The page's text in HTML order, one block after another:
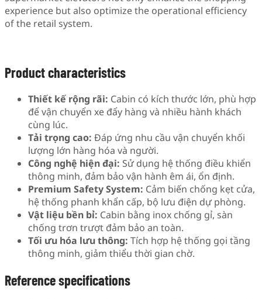
experience but also optimize the operational efficiency
of the retail system.
Product characteristics
Thiết kế rộng rãi: Cabin có kích thước lớn, phù hợp
để vận chuyển xe đẩy hàng và nhiều hành khách
cùng lúc.
Tải trọng cao: Đáp ứng nhu cầu vận chuyển khối
lượng lớn hàng hóa và người.
Công nghệ hiện đại: Sử dụng hệ thống điều khiển
thông minh, đảm bảo vận hành êm ái, ổn định.
Premium Safety System: Cảm biến chống kẹt cửa,
hệ thống phanh khẩn cấp, bộ lưu điện dự phòng.
Vật liệu bền bỉ: Cabin bằng inox chống gỉ, sàn
chống trơn trượt đảm bảo an toàn.
Tối ưu hóa lưu thông: Tích hợp hệ thống gọi tầng
thông minh, giảm thiểu thời gian chờ.
Reference specifications